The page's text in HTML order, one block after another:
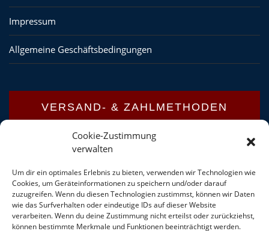
Cookie-Zustimmung
verwalten
Um dir ein optimales Erlebnis zu bieten, verwenden wir Technologien wie
Cookies, um Geräteinformationen zu speichern und/oder darauf
zuzugreifen. Wenn du diesen Technologien zustimmst, können wir Daten
wie das Surfverhalten oder eindeutige IDs auf dieser Website
verarbeiten. Wenn du deine Zustimmung nicht erteilst oder zurückziehst,
können bestimmte Merkmale und Funktionen beeinträchtigt werden.
Impressum
Allgemeine Geschäftsbedingungen
VERSAND- & ZAHLMETHODEN
Versandinformationen
Zahlungsarten